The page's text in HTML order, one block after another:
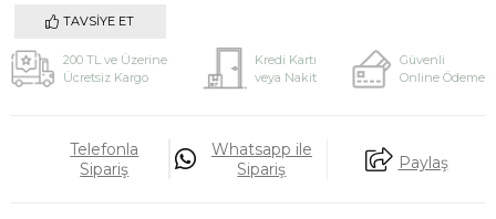
TAVSIYE ET
200 TL ve Üzerine
Ücretsiz Kargo
Kredi Kartı
veya Nakit
Güvenli
Online Ödeme
Telefonla
Sipariş
Whatsapp ile
Sipariş
Paylaş